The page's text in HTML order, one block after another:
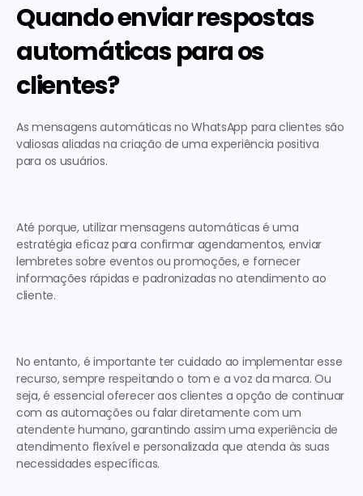
Quando enviar respostas
automáticas para os
clientes?
As mensagens automáticas no WhatsApp para clientes são
valiosas aliadas na criação de uma experiência positiva
para os usuários.
Até porque, utilizar mensagens automáticas é uma
estratégia eficaz para confirmar agendamentos, enviar
lembretes sobre eventos ou promoções, e fornecer
informações rápidas e padronizadas no atendimento ao
cliente.
No entanto, é importante ter cuidado ao implementar esse
recurso, sempre respeitando o tom e a voz da marca. Ou
seja, é essencial oferecer aos clientes a opção de continuar
com as automações ou falar diretamente com um
atendente humano, garantindo assim uma experiência de
atendimento flexível e personalizada que atenda às suas
necessidades específicas.